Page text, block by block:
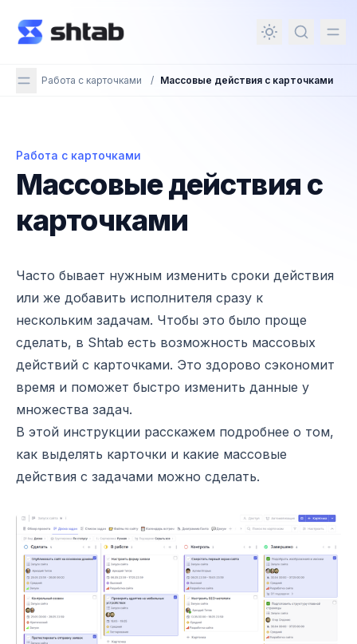
содержимому
Работа с карточками / Массовые действия с карточками
Массовые действия с карточками
Работа с карточками
Массовые действия с
карточками
Часто бывает нужным изменить сроки действия
или же добавить исполнителя сразу к
нескольким задачам. Чтобы это было проще
сделать, в Shtab есть возможность массовых
действий с карточками. Это здорово сэкономит
время и поможет быстро изменить данные у
множества задач.
В этой инструкции расскажем подробнее о том,
как выделять карточки и какие массовые
действия с задачами можно сделать.